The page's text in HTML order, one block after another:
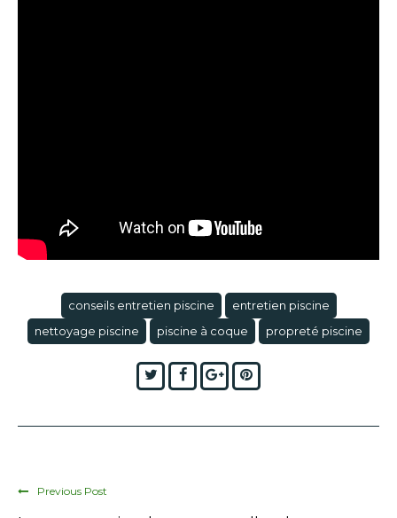
conseils entretien piscine
entretien piscine
nettoyage piscine
piscine à coque propreté piscine
TwitterFacebook
Google+Pinterest
Previous Post